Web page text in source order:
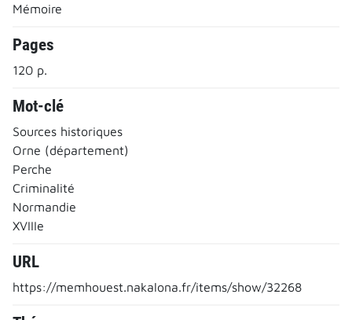
Mémoire
Pages
120 p.
Mot-clé
Sources historiques
Orne (département)
Perche
Criminalité
Normandie
XVIIIe
URL
https://memhouest.nakalona.fr/items/show/32268